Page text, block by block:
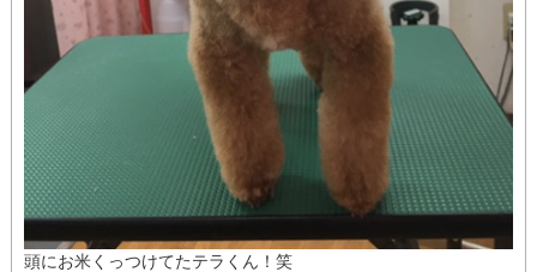
頭にお米くっつけてたテラくん！笑